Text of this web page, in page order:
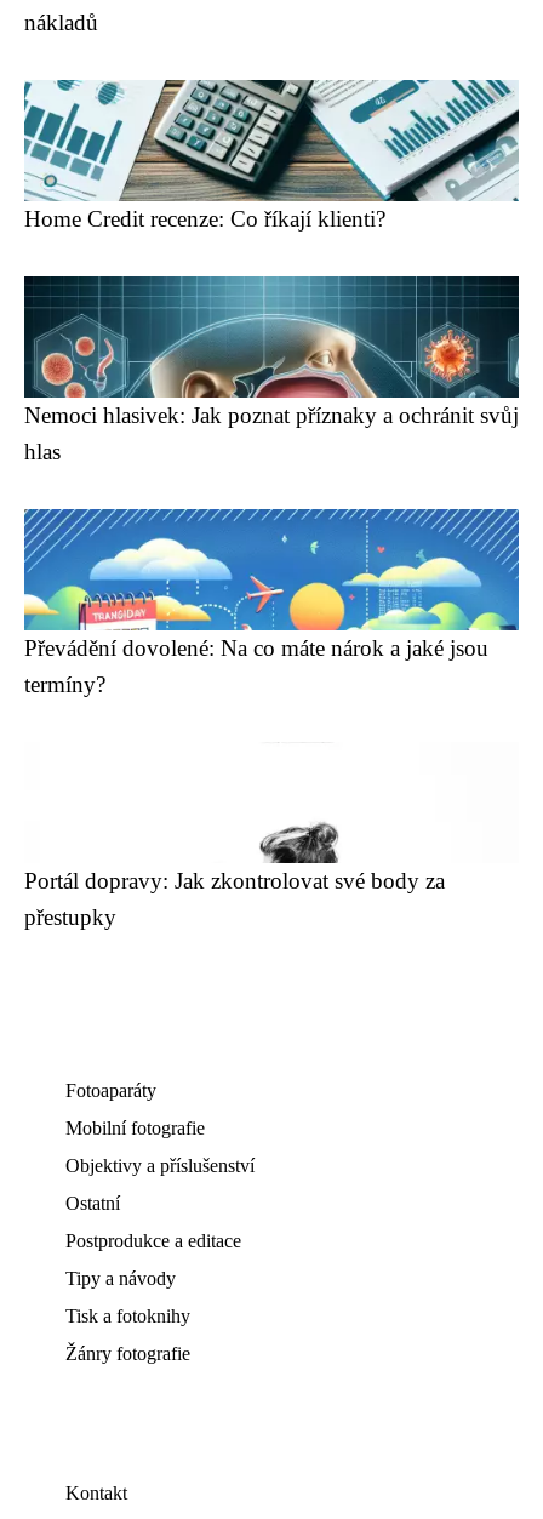
nákladů
Home Credit recenze: Co říkají klienti?
Nemoci hlasivek: Jak poznat příznaky a ochránit svůj
hlas
Převádění dovolené: Na co máte nárok a jaké jsou
termíny?
Portál dopravy: Jak zkontrolovat své body za
přestupky
Fotoaparáty
Mobilní fotografie
Objektivy a příslušenství
Ostatní
Postprodukce a editace
Tipy a návody
Tisk a fotoknihy
Žánry fotografie
Kontakt